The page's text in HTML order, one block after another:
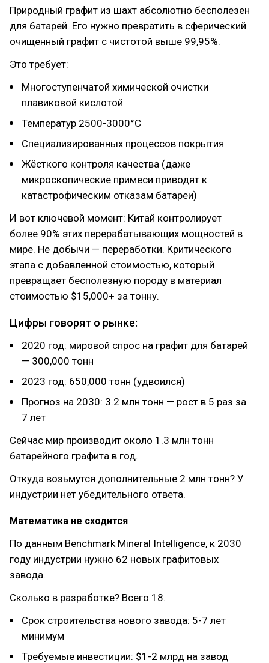
Природный графит из шахт абсолютно бесполезен
для батарей. Его нужно превратить в сферический
очищенный графит с чистотой выше 99,95%.
Это требует:
Многоступенчатой химической очистки
плавиковой кислотой
Температур 2500-3000°C
Специализированных процессов покрытия
Жёсткого контроля качества (даже
микроскопические примеси приводят к
катастрофическим отказам батареи)
И вот ключевой момент: Китай контролирует
более 90% этих перерабатывающих мощностей в
мире. Не добычи — переработки. Критического
этапа с добавленной стоимостью, который
превращает бесполезную породу в материал
стоимостью $15,000+ за тонну.
Цифры говорят о рынке:
2020 год: мировой спрос на графит для батарей
— 300,000 тонн
2023 год: 650,000 тонн (удвоился)
Прогноз на 2030: 3.2 млн тонн — рост в 5 раз за
7 лет
Сейчас мир производит около 1.3 млн тонн
батарейного графита в год.
Откуда возьмутся дополнительные 2 млн тонн? У
индустрии нет убедительного ответа.
Математика не сходится
По данным Benchmark Mineral Intelligence, к 2030
году индустрии нужно 62 новых графитовых
завода.
Сколько в разработке? Всего 18.
Срок строительства нового завода: 5-7 лет
минимум
Требуемые инвестиции: $1-2 млрд на завод